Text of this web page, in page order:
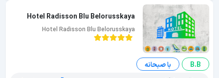
Hotel Radisson Blu Belorusskaya
Hotel Radisson Blu Belorusskaya
B.B
با صبحانه